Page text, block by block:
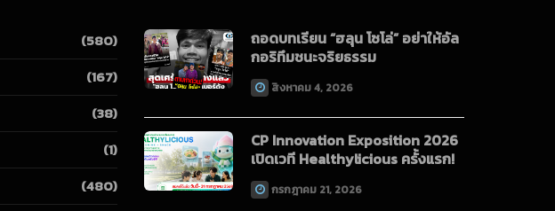
(580)
(167)
(38)
(1)
(480)
ถอดบทเรียน “ฮลุน โซโล่” อย่าให้อัล
กอริทึมชนะจริยธรรม
สิงหาคม 4, 2026
CP Innovation Exposition 2026
เปิดเวที Healthylicious ครั้งแรก!
กรกฎาคม 21, 2026